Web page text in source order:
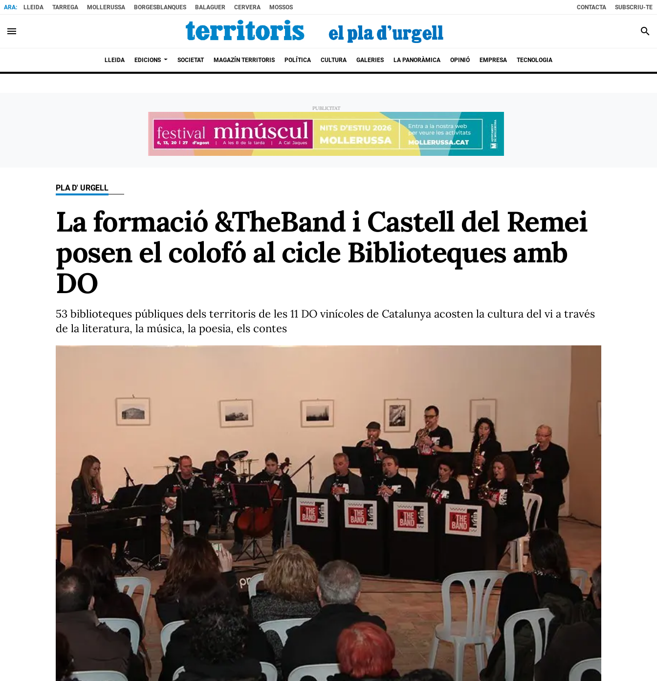
LLEIDA TARREGA MOLLERUSSA BORGESBLANQUES BALAGUER CERVERA MOSSOS CONTACTA SUBSCRIU-TE
menu search
LLEIDA EDICIONS SOCIETAT MAGAZÍN TERRITORIS POLÍTICA CULTURA GALERIES LA PANORÀMICA OPINIÓ EMPRESA TECNOLOGIA
PLA D' URGELL
La formació &TheBand i Castell del Remei
posen el colofó al cicle Biblioteques amb
DO
53 biblioteques públiques dels territoris de les 11 DO vinícoles de Catalunya acosten la cultura del vi a través
de la literatura, la música, la poesia, els contes